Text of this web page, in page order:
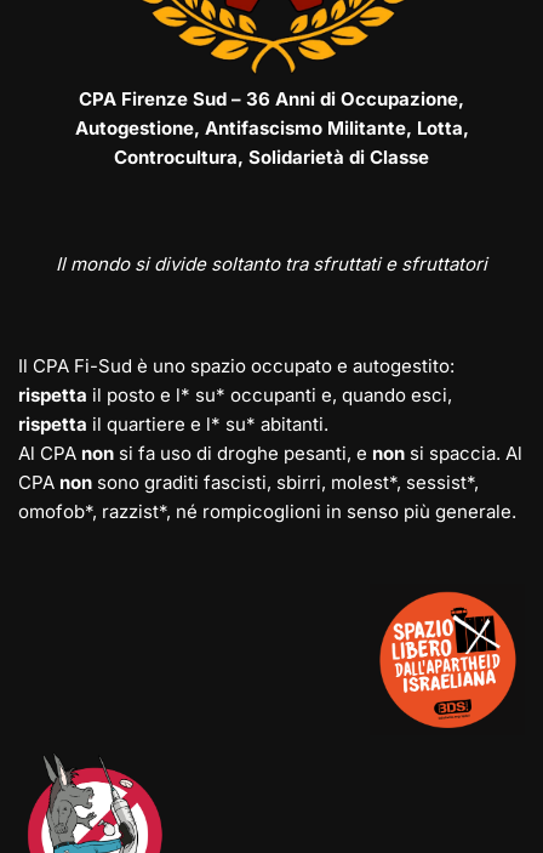
CPA Firenze Sud – 36 Anni di Occupazione,
Autogestione, Antifascismo Militante, Lotta,
Controcultura, Solidarietà di Classe
Il mondo si divide soltanto tra sfruttati e sfruttatori
Il CPA Fi-Sud è uno spazio occupato e autogestito:
rispetta il posto e l* su* occupanti e, quando esci,
rispetta il quartiere e l* su* abitanti.
Al CPA non si fa uso di droghe pesanti, e non si spaccia. Al
CPA non sono graditi fascisti, sbirri, molest*, sessist*,
omofob*, razzist*, né rompicoglioni in senso più generale.